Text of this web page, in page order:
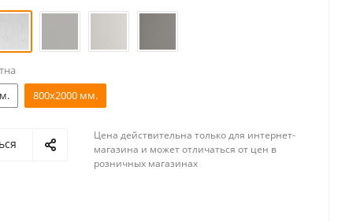
800x2000 мм.
Цена действительна только для интернет-
магазина и может отличаться от цен в
розничных магазинах